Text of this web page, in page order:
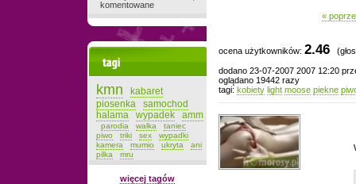
«
ocena użytkowników: 2.46
dodano 23-07-2007 2007 12:20
oglądano 19442 razy
tagi: kobiety light moose piekne
komentowane
kmn
kabaret
piosenka
samochod
halama
wypadek amm
parodia walka
taniec
piwo
triki sex
wypadki
kamera
mumio ukryta
ani
pilka
mru
więcej tagów